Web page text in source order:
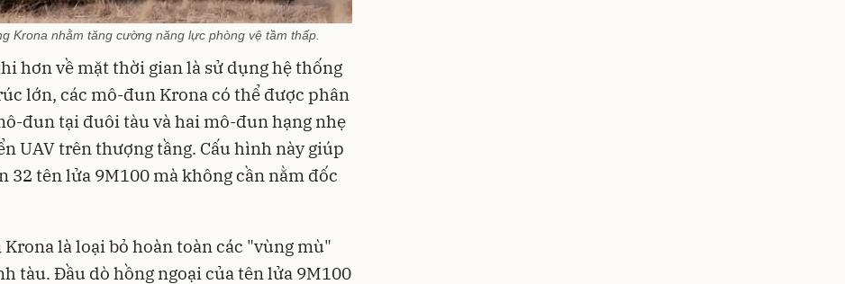
Krona nhằm tăng cường năng lực phòng vệ tầm thấp.
hơn về mặt thời gian là sử dụng hệ thống
lớn, các mô-đun Krona có thể được phân
đun tại đuôi tàu và hai mô-đun hạng nhẹ
UAV trên thượng tầng. Cấu hình này giúp
32 tên lửa 9M100 mà không cần nằm đốc
là loại bỏ hoàn toàn các "vùng mù"
tàu. Đầu dò hồng ngoại của tên lửa 9M100